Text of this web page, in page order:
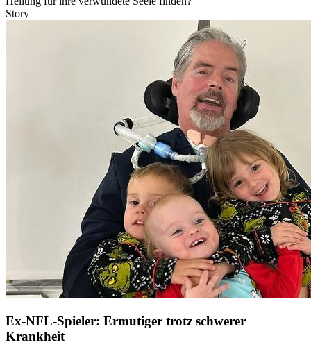
Story
Ex-NFL-Spieler: Ermutiger trotz schwerer
Krankheit